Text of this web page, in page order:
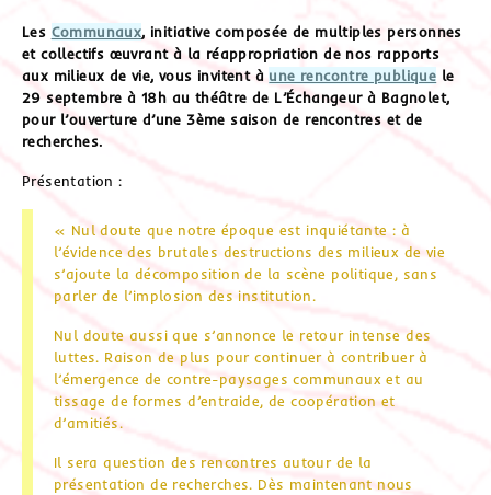
Les Communaux, initiative composée de multiples personnes
et collectifs œuvrant à la réappropriation de nos rapports
aux milieux de vie, vous invitent à une rencontre publique le
29 septembre à 18h au théâtre de L’Échangeur à Bagnolet,
pour l’ouverture d’une 3ème saison de rencontres et de
recherches.
Présentation :
« Nul doute que notre époque est inquiétante : à
l’évidence des brutales destructions des milieux de vie
s’ajoute la décomposition de la scène politique, sans
parler de l’implosion des institution.
Nul doute aussi que s’annonce le retour intense des
luttes. Raison de plus pour continuer à contribuer à
l’émergence de contre-paysages communaux et au
tissage de formes d’entraide, de coopération et
d’amitiés.
Il sera question des rencontres autour de la
présentation de recherches. Dès maintenant nous